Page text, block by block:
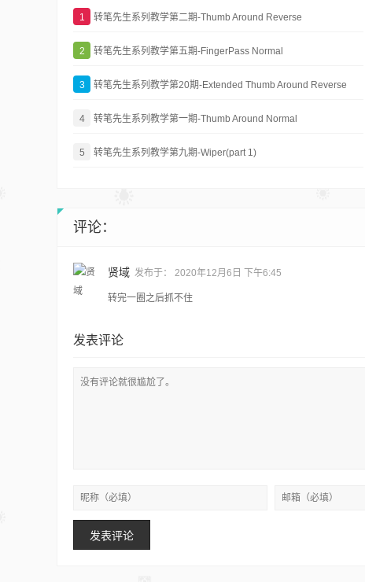
1 转笔先生系列教学第二期-Thumb Around Reverse
2 转笔先生系列教学第五期-FingerPass Normal
3 转笔先生系列教学第20期-Extended Thumb Around Reverse
4 转笔先生系列教学第一期-Thumb Around Normal
5 转笔先生系列教学第九期-Wiper(part 1)
评论：
贤域 发布于： 2020年12月6日 下午6:45
转完一圈之后抓不住
发表评论